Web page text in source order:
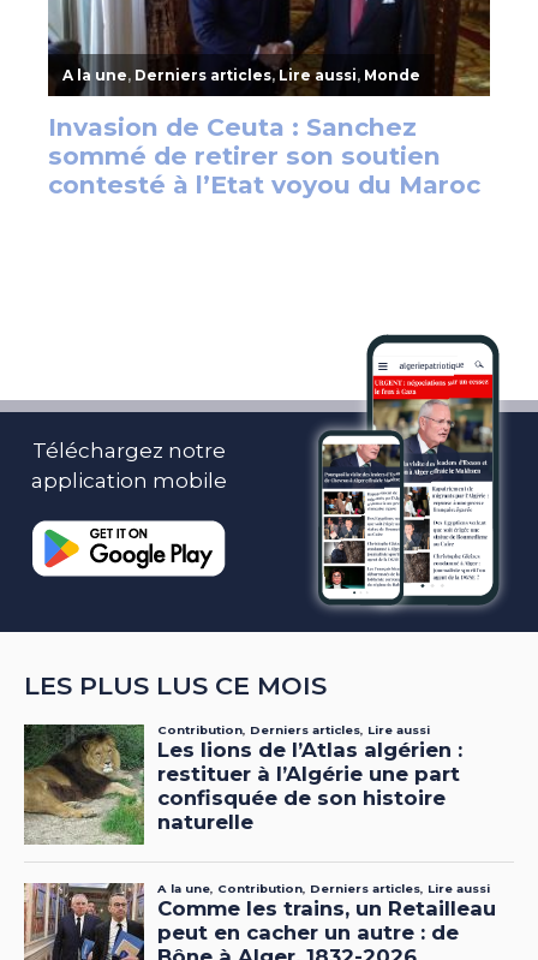
Téléchargez notre
application mobile
LES PLUS LUS CE MOIS